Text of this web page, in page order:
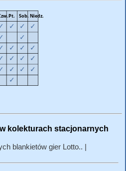
kolekturach stacjonarnych
blankietów gier Lotto.. |